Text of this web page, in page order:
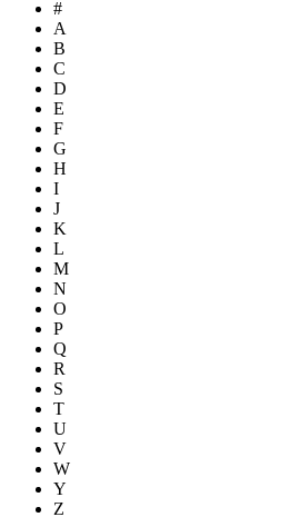
#
A
B
C
D
E
F
G
H
I
J
K
L
M
N
O
P
Q
R
S
T
U
V
W
Y
Z